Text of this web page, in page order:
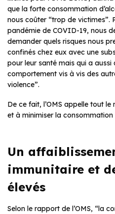
que la forte consommation
nous coûter “trop de victimes”.
pandémie de COVID-19, nous
demander quels risques nous
confinés chez eux avec une
pour leur santé mais qui a aussi
comportement vis à vis des
violence”.
De ce fait, l’OMS appelle tout
et à minimiser la consommation
Un
immunitaire et
élevés
Selon le rapport de l’OMS, “la